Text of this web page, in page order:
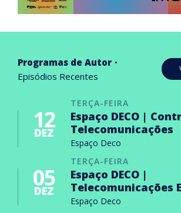
Programas de Autor
Episódios Recentes
TERÇA-FEIRA
12
DEZ
Espaço DECO |
Telecomunicações
Espaço Deco
TERÇA-FEIRA
05
DEZ
Espaço DECO |
Telecomunicações
Espaço Deco